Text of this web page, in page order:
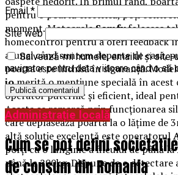
pentru o poartă electrică, poți
moment. MotoareleSomfyfolosesc
homecontrol pentru a oferi feedback
atunci când suntem departe de casă,
poarta este închisă în siguranță.
iomerită o mențiune specială în acest
operator puternic și eficient, ideal
Acesta se remarcă prin funcționarea
care deplasează poarta la o lățime de
altă soluție excelentă este operatorul
porți cu o lungime a fileului de până la
până la 200kg. Dispune de o
Email*
Site web
Salvează-mi numele, emailul și site-
navigator pentru data viitoare când o să
Administrație locală
Cum se pot defini
de consum din Romania